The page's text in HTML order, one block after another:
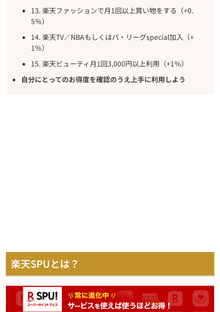
13. 楽天ファッションで月1回以上買い物をする（+0.
5％）
14. 楽天TV／NBAもしくはパ・リーグspecial加入（+
1％）
15. 楽天ビューティ月1回3,000円以上利用（+1％）
自分にとってのお得度を確認のうえ上手に利用しよう
楽天SPUとは？